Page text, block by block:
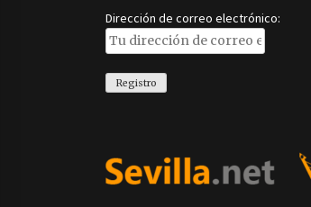
Dirección de correo electrónico: